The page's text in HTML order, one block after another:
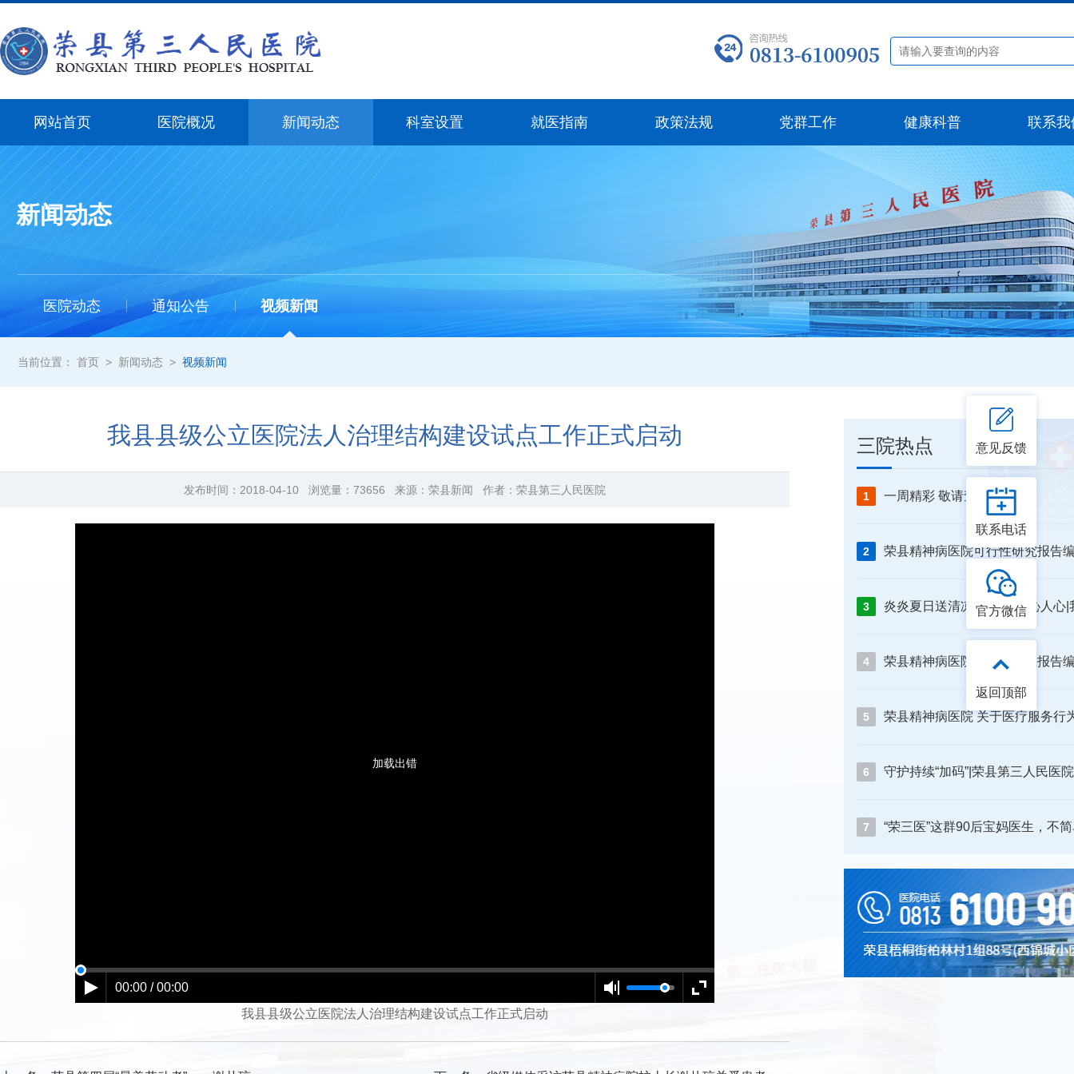
网站首页 医院概况 新闻动态 科室设置 就医指南 政策法规 党群工作 健康科普 联系我
新闻动态
医院动态 通知公告 视频新闻
当前位置： 首页 > 新闻动态 > 视频新闻
三院热点
1 一周精彩 敬请查收
2
3
4
5
6
7 “荣三医”这群90后宝妈医生，不
我县县级公立医院法人治理结构建设试点工作正式启动
发布时间： 2018-04-10 浏览量： 73656 来源： 荣县新闻 作者： 荣县第三人民医院
00:00 / 00:00
加载出错
我县县级公立医院法人治理结构建设试点工作正式启动
意见反馈
联系电话
官方微信
返回顶部